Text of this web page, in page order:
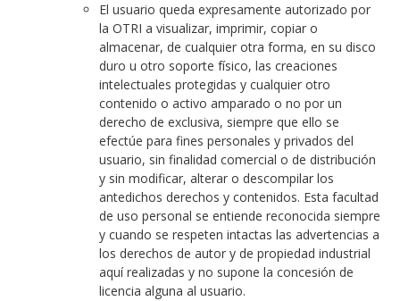
El usuario queda expresamente autorizado por
la OTRI a visualizar, imprimir, copiar o
almacenar, de cualquier otra forma, en su disco
duro u otro soporte físico, las creaciones
intelectuales protegidas y cualquier otro
contenido o activo amparado o no por un
derecho de exclusiva, siempre que ello se
efectúe para fines personales y privados del
usuario, sin finalidad comercial o de distribución
y sin modificar, alterar o descompilar los
antedichos derechos y contenidos. Esta facultad
de uso personal se entiende reconocida siempre
y cuando se respeten intactas las advertencias a
los derechos de autor y de propiedad industrial
aquí realizadas y no supone la concesión de
licencia alguna al usuario.